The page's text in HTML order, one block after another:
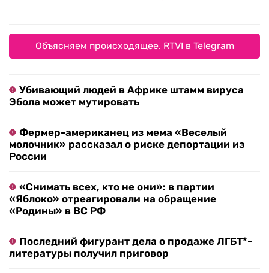
Объясняем происходящее. RTVI в Telegram
Убивающий людей в Африке штамм вируса
Эбола может мутировать
Фермер-американец из мема «Веселый
молочник» рассказал о риске депортации из
России
«Снимать всех, кто не они»: в партии
«Яблоко» отреагировали на обращение
«Родины» в ВС РФ
Последний фигурант дела о продаже ЛГБТ*-
литературы получил приговор